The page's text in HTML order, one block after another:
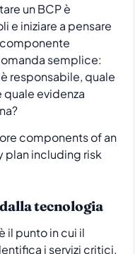
un BCP è
e iniziare a pensare
semplice:
responsabile, quale
evidenza
tecnologia
è il punto in cui il
i servizi critici,